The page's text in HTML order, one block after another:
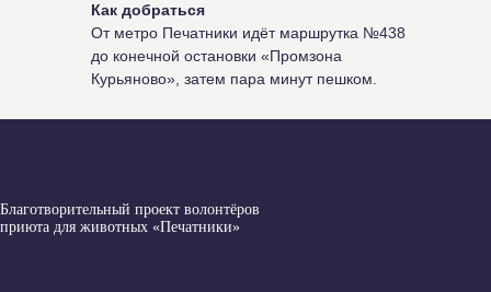
Как добраться
От метро Печатники идёт маршрутка №438
до конечной остановки «Промзона
Курьяново», затем пара минут пешком.
Благотворительный проект волонтёров
приюта для животных «Печатники»